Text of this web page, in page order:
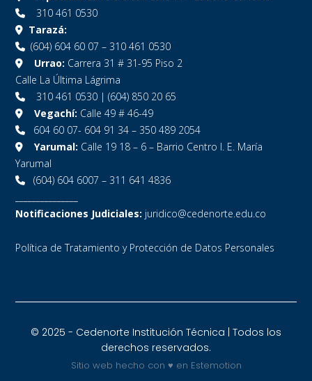
310 461 0530
Tarazá:
(604) 604 60 07 – 310 461 0530
Urrao: Carrera 31 # 31-95 Piso 2
Calle La Última Lágrima
310 461 0530 | (604) 850 20 65
Vegachí: Calle 49 # 46-49
604 60 07- 604 91 34 – 350 489 2054
Yarumal: Calle 19 18 – 6 – Barrio Centro I. E. María
Yarumal
(604) 604 6007 – 311 641 4836
Notificaciones Judiciales: juridico@cedenorte.edu.co
Política de Tratamiento y Protección de Datos Personales
© 2025 - Cedenorte Institución Técnica | Todos los
derechos reservados.
Sitio web hecho con ♥ en Estemotion